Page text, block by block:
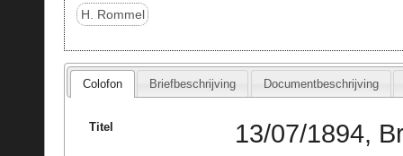
H. Rommel
Colofon Briefbeschrijving Documentbeschrijving
Titel
13/07/1894,